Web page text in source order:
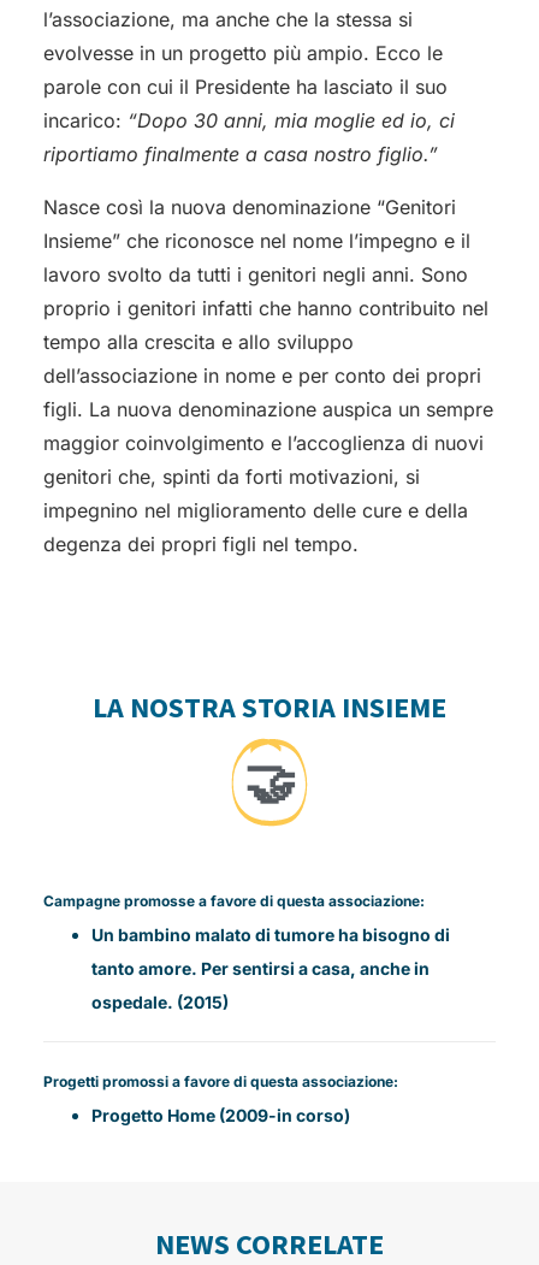
l’associazione, ma anche che la stessa si
evolvesse in un progetto più ampio. Ecco le
parole con cui il Presidente ha lasciato il suo
incarico: “Dopo 30 anni, mia moglie ed io, ci
riportiamo finalmente a casa nostro figlio.”
Nasce così la nuova denominazione “Genitori
Insieme” che riconosce nel nome l’impegno e il
lavoro svolto da tutti i genitori negli anni. Sono
proprio i genitori infatti che hanno contribuito nel
tempo alla crescita e allo sviluppo
dell’associazione in nome e per conto dei propri
figli. La nuova denominazione auspica un sempre
maggior coinvolgimento e l’accoglienza di nuovi
genitori che, spinti da forti motivazioni, si
impegnino nel miglioramento delle cure e della
degenza dei propri figli nel tempo.
LA NOSTRA STORIA INSIEME
🤝
Campagne promosse a favore di questa associazione:
Un bambino malato di tumore ha bisogno di
tanto amore. Per sentirsi a casa, anche in
ospedale. (2015)
Progetti promossi a favore di questa associazione:
Progetto Home (2009-in corso)
NEWS CORRELATE